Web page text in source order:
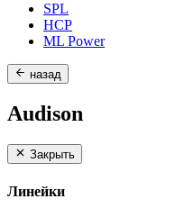
SPL
HCP
ML Power
назад
Audison
Закрыть
Линейки